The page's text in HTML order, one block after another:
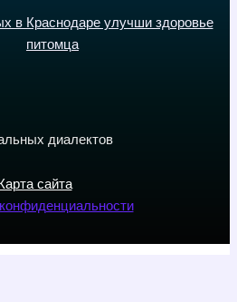
в Краснодаре улучши здоровье
питомца
диалектов
сайта